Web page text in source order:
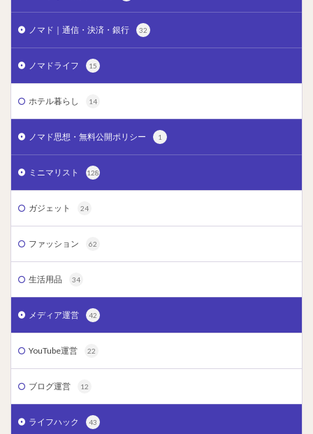
ノマド｜通信・決済・銀行 32
ノマドライフ 15
ホテル暮らし 14
ノマド思想・無料公開ポリシー 1
ミニマリスト 128
ガジェット 24
ファッション 62
生活用品 34
メディア運営 42
YouTube運営 22
ブログ運営 12
ライフハック 43